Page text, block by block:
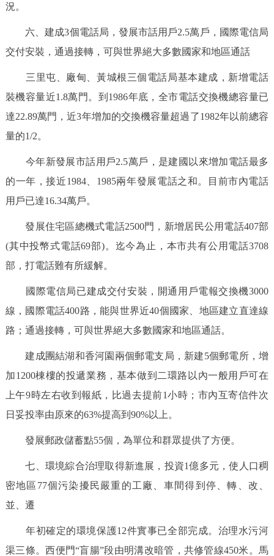
況。
六、建成3個電話局，發展市話用戶2.5萬戶，國際電信局
交付安裝，通過接轉，可與世界絕大多數國家和地區通話
三里屯、廠甸、黃城根三個電話局基本建成，新增電話
裝機容量近1.8萬門。到1986年底，全市電話交換機總容量已
達22.89萬門，近3年增加的交換機容量超過了1982年以前總容
量的1/2。
今年新發展市話用戶2.5萬戶，是建國以來增加電話最多
的一年，接近1984、1985兩年發展電話之和。目前市內電話
用戶已達16.34萬戶。
發展住宅區總機式電話2500門，新增居民公用電話407部
(其中投幣式電話69部)。迄今為止，本市共有公用電話3708
部，打電話難有所緩解。
國際電信局已建成交付安裝，開通用戶電報交換機3000
線，國際電話400路，能與世界近40個國家、地區建立直達線
路；通過接轉，可與世界絕大多數國家和地區通話。
建成團結湖和香河園兩個郵電支局，新建5個郵電所，增
加1200棟樓的投遞業務，基本做到二環路以內一般用戶可在
上午9時左右收到報紙，比過去提前1小時；市內互寄信件次
日妥投率由原來的63%提高到90%以上。
發展郵政儲蓄點55個，為單位和群眾提供了方便。
七、環境綜合治理取得新進展，投資1億多元，使人口稠
密地區77個污染擾民嚴重的工廠、車間得到停、轉、改、
並、遷
年初確定的環境保護12件實事已全部完成。治理水污河
渠三條。西便門“盲腸”段由明溝改暗管，共修管線450米。馬